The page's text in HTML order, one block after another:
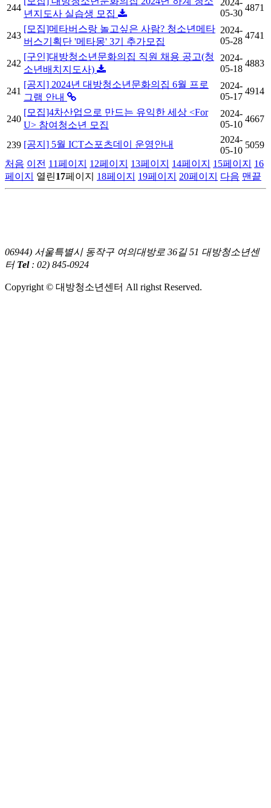
244
년지도사 실습생 모집
2024-
05-30
4871
243
[모집]메타버스랑 놀고싶은 사람? 청소년메타
버스기획단 '메타몽' 3기 추가모집
2024-
05-28
4741
242
[구인]대방청소년문화의집 직원 채용 공고(청
소년배치지도사)
2024-
05-18
4883
241
[공지] 2024년 대방청소년문화의집 6월 프로
그램 안내
2024-
05-17
4914
240
[모집]4차산업으로 만드는 유익한 세상 <For
U> 참여청소년 모집
2024-
05-10
4667
239 [공지] 5월 ICT스포츠데이 운영안내
2024-
05-10
5059
처음 이전 11페이지 12페이지 13페이지 14페이지 15페이지
16
페이지
열린17페이지 18페이지 19페이지 20페이지 다음 맨끝
06944) 서울특별시 동작구 여의대방로 36길 51 대방청소년센
터 Tel : 02) 845-0924
Copyright © 대방청소년센터 All righst Reserved.